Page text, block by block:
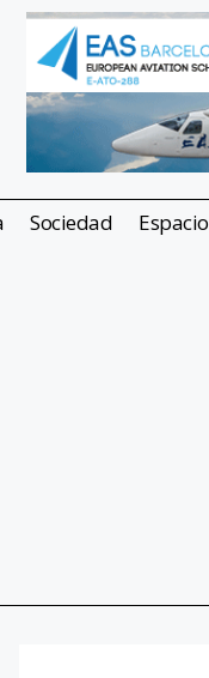
Sociedad Espacio